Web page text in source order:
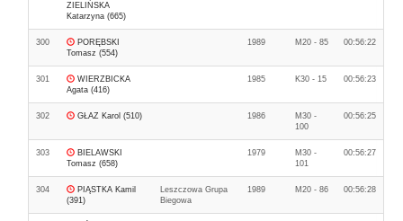
ZIELIŃSKA
Katarzyna (665)
300
PORĘBSKI
Tomasz (554)
1989 M20 - 85 00:56:22
301
WIERZBICKA
Agata (416)
1985 K30 - 15 00:56:23
302 GŁAZ Karol (510) 1986
M30 -
100
00:56:25
303
BIELAWSKI
Tomasz (658)
1979
M30 -
101
00:56:27
304
PIĄSTKA Kamil
(391)
Leszczowa Grupa
Biegowa
1989 M20 - 86 00:56:28